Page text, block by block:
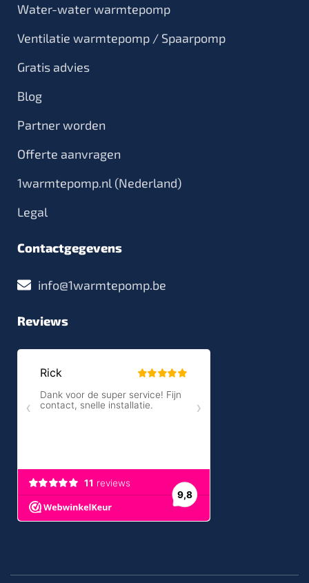
Water-water warmtepomp
Ventilatie warmtepomp / Spaarpomp
Gratis advies
Blog
Partner worden
Offerte aanvragen
1warmtepomp.nl (Nederland)
Legal
Contactgegevens
info@1warmtepomp.be
Reviews